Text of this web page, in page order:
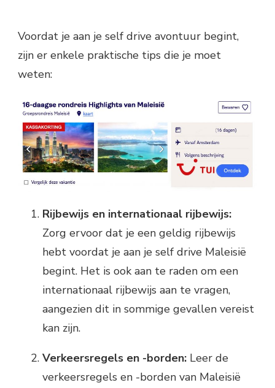
Voordat je aan je self drive avontuur begint,
zijn er enkele praktische tips die je moet
weten:
Rijbewijs en internationaal rijbewijs:
Zorg ervoor dat je een geldig rijbewijs
hebt voordat je aan je self drive Maleisië
begint. Het is ook aan te raden om een
internationaal rijbewijs aan te vragen,
aangezien dit in sommige gevallen vereist
kan zijn.
Verkeersregels en -borden: Leer de
verkeersregels en -borden van Maleisië